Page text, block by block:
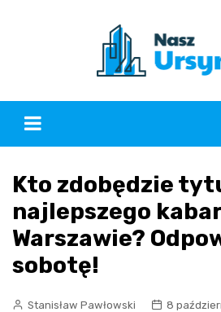
Kto zdobędzie
najlepszego
Warszawie?
sobotę!
Stanisław Pawłowski
8